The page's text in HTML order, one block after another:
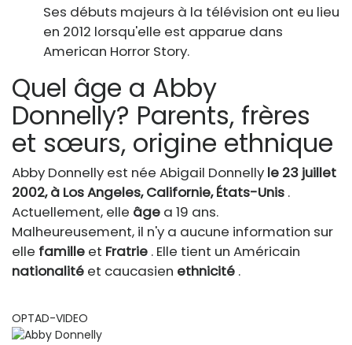
Ses débuts majeurs à la télévision ont eu lieu
en 2012 lorsqu'elle est apparue dans
American Horror Story.
Quel âge a Abby
Donnelly? Parents, frères
et sœurs, origine ethnique
Abby Donnelly est née Abigail Donnelly le 23 juillet
2002, à Los Angeles, Californie, États-Unis .
Actuellement, elle âge a 19 ans.
Malheureusement, il n'y a aucune information sur
elle famille et Fratrie . Elle tient un Américain
nationalité et caucasien ethnicité .
OPTAD-VIDEO